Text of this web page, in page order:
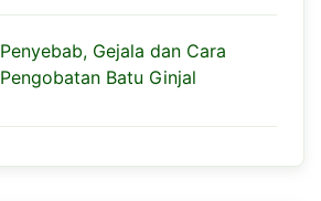
Penyebab, Gejala dan Cara
Pengobatan Batu Ginjal